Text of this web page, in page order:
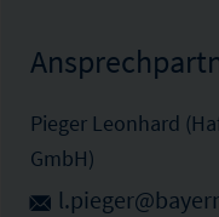
Pieger Leonhard
GmbH)